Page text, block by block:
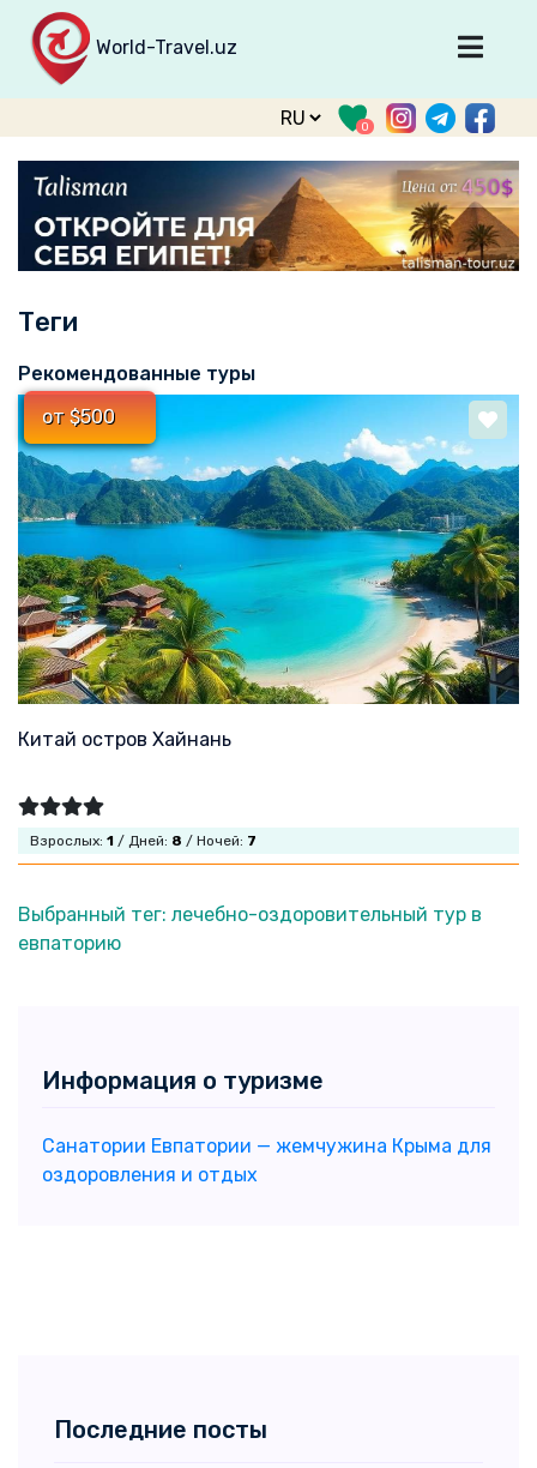
World-Travel.uz
Главная
Направления
Туры
Тур. фирмы
Войти
Зарегистрироваться
support@world-travel.uz
0
Теги
Рекомендованные туры
от $500
Китай остров Хайнань
Взрослых: 1 / Дней: 8 / Ночей: 7
Выбранный тег: лечебно-оздоровительный тур в
евпаторию
Информация о туризме
Санатории Евпатории — жемчужина Крыма для
оздоровления и отдых
Последние посты